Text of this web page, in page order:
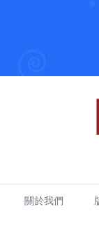
關於我們